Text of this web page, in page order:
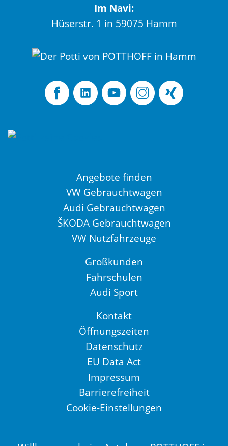
Im Navi:
Hüserstr. 1 in 59075 Hamm
Angebote finden
VW Gebrauchtwagen
Audi Gebrauchtwagen
ŠKODA Gebrauchtwagen
VW Nutzfahrzeuge
Großkunden
Fahrschulen
Audi Sport
Kontakt
Öffnungszeiten
Datenschutz
EU Data Act
Impressum
Barrierefreiheit
Cookie-Einstellungen